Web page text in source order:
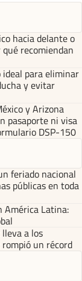
hacia delante o
recomiendan
para eliminar
y evitar
y Arizona
pasaporte ni visa
DSP-150
feriado nacional
públicas en toda
América Latina:
a los
un récord